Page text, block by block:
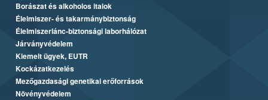
Borászat és alkoholos italok
Élelmiszer- és takarmánybiztonság
Élelmiszerlánc-biztonsági laborhálózat
Járványvédelem
Kiemelt ügyek, EUTR
Kockázatkezelés
Mezőgazdasági genetikai erőforrások
Növényvédelem